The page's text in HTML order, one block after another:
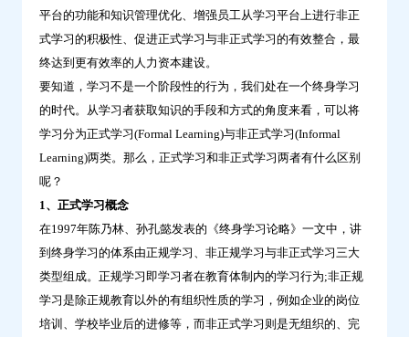
平台的功能和知识管理优化、增强员工从学习平台上进行非正
式学习的积极性、促进正式学习与非正式学习的有效整合，最
终达到更有效率的人力资本建设。
要知道，学习不是一个阶段性的行为，我们处在一个终身学习
的时代。从学习者获取知识的手段和方式的角度来看，可以将
学习分为正式学习(Formal Learning)与非正式学习(Informal
Learning)两类。那么，正式学习和非正式学习两者有什么区别
呢？
1、正式学习概念
在1997年陈乃林、孙孔懿发表的《终身学习论略》一文中，讲
到终身学习的体系由正规学习、非正规学习与非正式学习三大
类型组成。正规学习即学习者在教育体制内的学习行为;非正规
学习是除正规教育以外的有组织性质的学习，例如企业的岗位
培训、学校毕业后的进修等，而非正式学习则是无组织的、完